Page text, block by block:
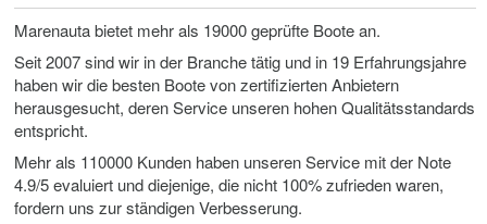
Marenauta bietet mehr als 19000 geprüfte Boote an.
Seit 2007 sind wir in der Branche tätig und in 19 Erfahrungsjahre
haben wir die besten Boote von zertifizierten Anbietern
herausgesucht, deren Service unseren hohen Qualitätsstandards
entspricht.
Mehr als 110000 Kunden haben unseren Service mit der Note
4.9/5 evaluiert und diejenige, die nicht 100% zufrieden waren,
fordern uns zur ständigen Verbesserung.